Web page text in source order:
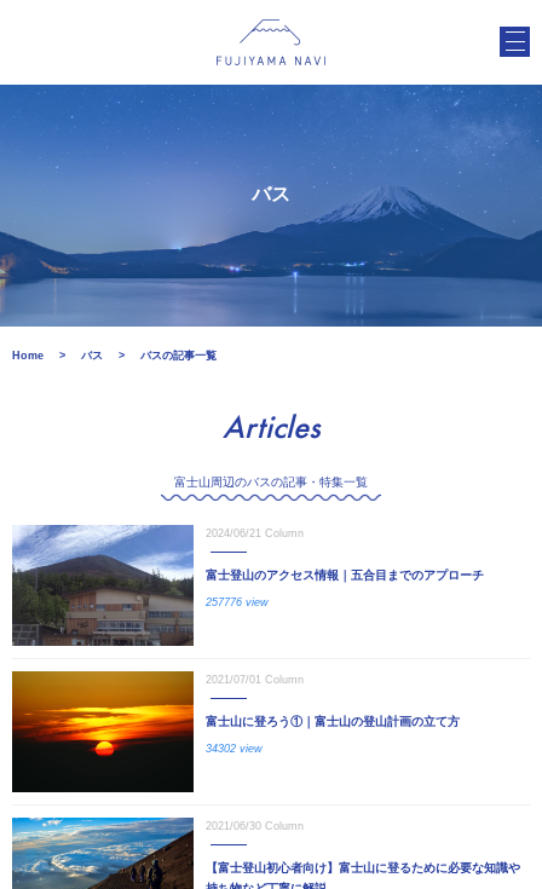
バス
Home バス バスの記事一覧
Articles
富士山周辺のバスの記事・特集一覧
2024/06/21 Column
富士登山のアクセス情報｜五合目までのアプローチ
257776 view
2021/07/01 Column
富士山に登ろう①｜富士山の登山計画の立て方
34302 view
2021/06/30 Column
【富士登山初心者向け】富士山に登るために必要な知識や